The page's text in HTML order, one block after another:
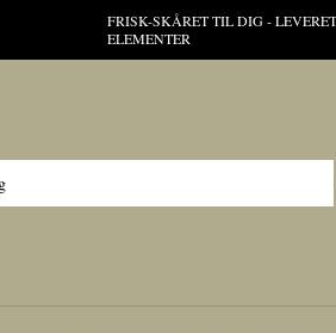
FRISK-SKÅRET TIL DIG -
ELEMENTER